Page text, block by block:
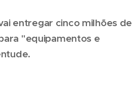
entregar cinco milhões de
"equipamentos e